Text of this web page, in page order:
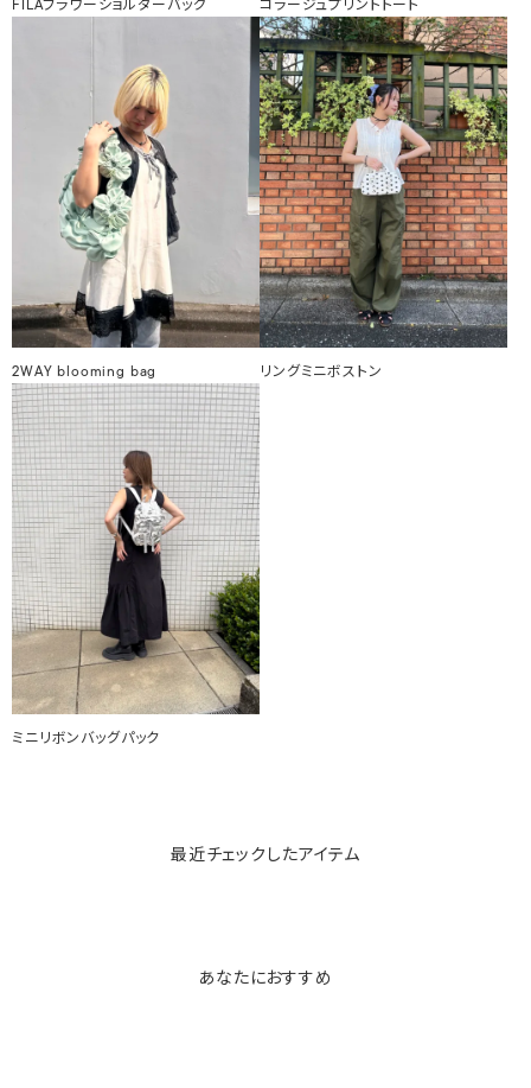
FILAフラワーショルダーバッグ コラージュプリントトート
2WAY blooming bag リングミニボストン
ミニリボンバッグパック
最近チェックしたアイテム
あなたにおすすめ